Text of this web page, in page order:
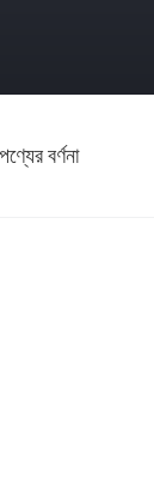
পণ্যের বর্ণনা